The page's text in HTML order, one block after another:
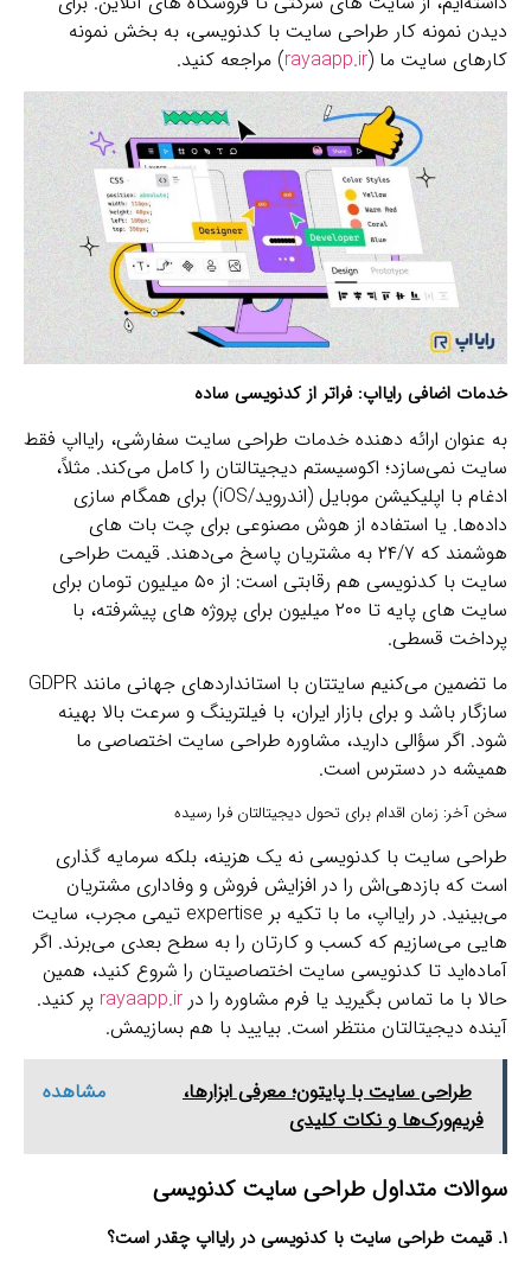
دیدن نمونه کار طراحی سایت با کدنویسی، به بخش نمونه‌
کارهای سایت ما (rayaapp.ir) مراجعه کنید.
خدمات اضافی رایااپ: فراتر از کدنویسی ساده
به عنوان ارائه‌ دهنده خدمات طراحی سایت سفارشی، رایااپ فقط
سایت نمی‌سازد؛ اکوسیستم دیجیتالتان را کامل می‌کند. مثلاً،
ادغام با اپلیکیشن موبایل (اندروید/iOS) برای همگام‌ سازی
داده‌ها. یا استفاده از هوش مصنوعی برای چت‌ بات‌ های
هوشمند که ۲۴/۷ به مشتریان پاسخ می‌دهند. قیمت طراحی
سایت با کدنویسی هم رقابتی است: از ۵۰ میلیون تومان برای
سایت‌ های پایه تا ۲۰۰ میلیون برای پروژه‌ های پیشرفته، با
پرداخت قسطی.
ما تضمین می‌کنیم سایتتان با استانداردهای جهانی مانند GDPR
سازگار باشد و برای بازار ایران، با فیلترینگ و سرعت بالا بهینه
شود. اگر سؤالی دارید، مشاوره طراحی سایت اختصاصی ما
همیشه در دسترس است.
سخن آخر: زمان اقدام برای تحول دیجیتالتان فرا رسیده
طراحی سایت با کدنویسی نه یک هزینه، بلکه سرمایه‌ گذاری
است که بازدهی‌اش را در افزایش فروش و وفاداری مشتریان
می‌بینید. در رایااپ، ما با تکیه بر expertise تیمی مجرب، سایت‌
هایی می‌سازیم که کسب‌ و کارتان را به سطح بعدی می‌برند. اگر
آماده‌اید تا کدنویسی سایت اختصاصیتان را شروع کنید، همین
حالا با ما تماس بگیرید یا فرم مشاوره را در rayaapp.ir پر کنید.
آینده دیجیتالتان منتظر است. بیایید با هم بسازیمش.
مشاهده
طراحی سایت با پایتون؛ معرفی ابزارها،
فریم‌ورک‌ها و نکات کلیدی
سوالات متداول طراحی سایت کدنویسی
۱. قیمت طراحی سایت با کدنویسی در رایااپ چقدر است؟